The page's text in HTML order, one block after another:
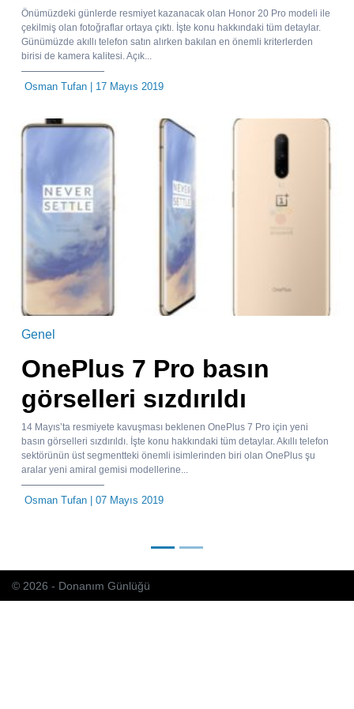
Önümüzdeki günlerde resmiyet kazanacak olan Honor 20 Pro modeli ile
çekilmiş olan fotoğraflar ortaya çıktı. İşte konu hakkındaki tüm detaylar.
Günümüzde akıllı telefon satın alırken bakılan en önemli kriterlerden
birisi de kamera kalitesi. Açık...
Osman Tufan | 17 Mayıs 2019
Genel
OnePlus 7 Pro basın
görselleri sızdırıldı
14 Mayıs’ta resmiyete kavuşması beklenen OnePlus 7 Pro için yeni
basın görselleri sızdırıldı. İşte konu hakkındaki tüm detaylar. Akıllı telefon
sektörünün üst segmentteki önemli isimlerinden biri olan OnePlus şu
aralar yeni amiral gemisi modellerine...
Osman Tufan | 07 Mayıs 2019
© 2026 - Donanım Günlüğü